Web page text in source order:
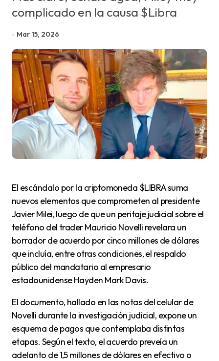
complicado en la causa $Libra
Mar 15, 2026
El escándalo por la criptomoneda $LIBRA suma
nuevos elementos que comprometen al presidente
Javier Milei, luego de que un peritaje judicial sobre el
teléfono del trader Mauricio Novelli revelara un
borrador de acuerdo por cinco millones de dólares
que incluía, entre otras condiciones, el respaldo
público del mandatario al empresario
estadounidense Hayden Mark Davis.
El documento, hallado en las notas del celular de
Novelli durante la investigación judicial, expone un
esquema de pagos que contemplaba distintas
etapas. Según el texto, el acuerdo preveía un
adelanto de 1,5 millones de dólares en efectivo o